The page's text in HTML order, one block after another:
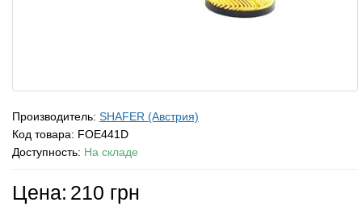
Производитель: SHAFER (Австрия)
Код товара: FOE441D
Доступность: На складе
Цена: 210 грн